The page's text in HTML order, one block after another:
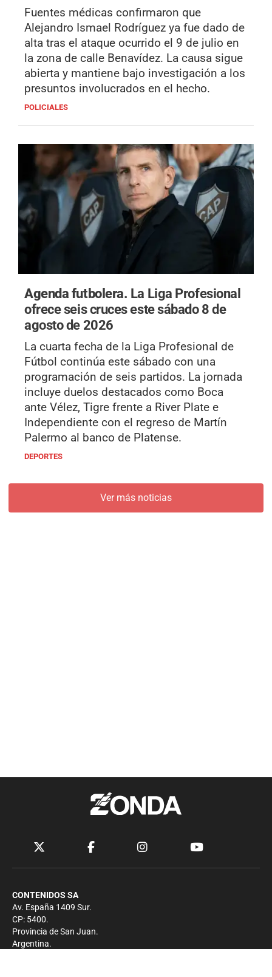
Fuentes médicas confirmaron que
Alejandro Ismael Rodríguez ya fue dado de
alta tras el ataque ocurrido el 9 de julio en
la zona de calle Benavídez. La causa sigue
abierta y mantiene bajo investigación a los
presuntos involucrados en el hecho.
POLICIALES
Agenda futbolera. La Liga Profesional
ofrece seis cruces este sábado 8 de
agosto de 2026
La cuarta fecha de la Liga Profesional de
Fútbol continúa este sábado con una
programación de seis partidos. La jornada
incluye duelos destacados como Boca
ante Vélez, Tigre frente a River Plate e
Independiente con el regreso de Martín
Palermo al banco de Platense.
DEPORTES
Ver más noticias
CONTENIDOS SA
Av. España 1409 Sur.
CP: 5400.
Provincia de San Juan.
Argentina.